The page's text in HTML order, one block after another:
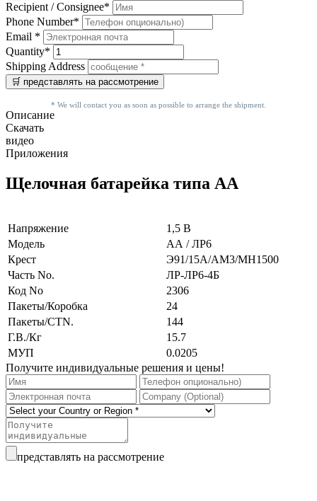
Recipient / Consignee*
Phone Number*
Email *
Quantity*
Shipping Address
* We will contact you as soon as possible to arrange the shipment.
Описание
Скачать
видео
Приложения
Щелочная батарейка типа АА
Напряжение
1,5 В
Модель
АА / ЛР6
Крест
Э91/15А/АМ3/МН1500
Часть No.
ЛР-ЛР6-4Б
Код No
2306
Пакеты/Коробка
24
Пакеты/CTN.
144
Г.В./Кг
15.7
МУП
0.0205
Получите индивидуальные решения и цены!
представлять на рассмотрение